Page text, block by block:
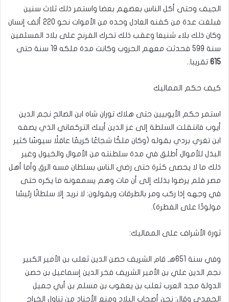
الجيف وحتى أكل الناس بعضهم بعضا واستمر ذلك ثلاث سنين
فبلغت عدة من كفنه العادل وحده من الأموات نحو 220 ألف إنسان
وكان ذلك بلاء شنيعا وعقب ذلك تحرك الفرنج على بلاد المسلمين
سنة 599 فحدثت معهم الحروب وكانت مدة ملكه 19 سنة حتى
615 تقريبا..
كيف حكم المماليك
استمر حكم الأيوبيين حتى هلاك توران شاه ابن الصالح نجم الدين
أيوب فانتقلت السلطة إلى عز الدين أيبك التركماني الذي يصفه
ابن تغري بردي بقوله (وكان ملكًا شجاعًا كريمًا عاقلًا سيوسًا كثير
البذل للأموال أطلق في مدة سلطنته من الأموال والخيول وغير
ذلك ما لا يحصى كثرة حتى رضي الناس بسلطان مسه الرق‏ وأما أهل
مصر فلم يرضوا بذلك إلى أن مات وهم يسمعونه ما يكره حتى
في وجهه إذا ركب ومر بالطرقات ويقولون‏:‏ لا نريد إلا سلطانًا رئيسًا
مولودًا على الفطرة)‏.‏
ثورة الأشراف على المماليك:
وفي سنة 651هـ قام الشريف حصن الدين ثعلب بن الأمير الكبير
نجم الدين علي بن الأمير الشريف فخر الدين إسماعيل بن حصن
الدولة مجد العرب ثعلب بن يعقوب بن مسلم بن أبي جميل
الجمدي وقال‏:‏ نحن أصحاب البلاد ومنع الأجناد من تناول الخراج